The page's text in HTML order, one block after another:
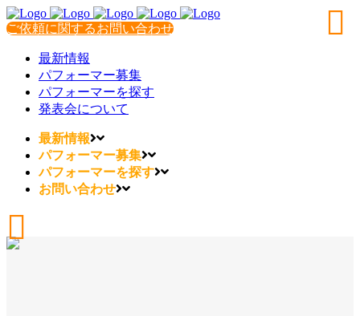
ご依頼に関するお問い合わせ
最新情報
パフォーマー募集
パフォーマーを探す
発表会について
最新情報
パフォーマー募集
パフォーマーを探す
お問い合わせ